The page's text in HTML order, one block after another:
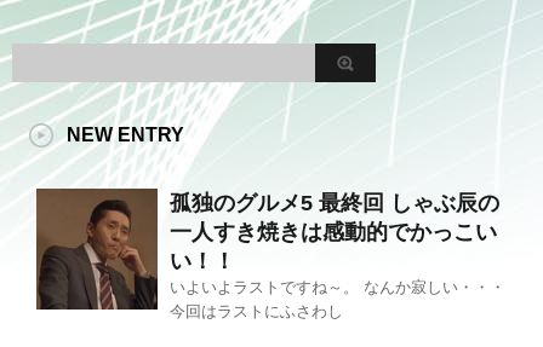
NEW ENTRY
孤独のグルメ5 最終回 しゃぶ辰の
一人すき焼きは感動的でかっこい
い！！
いよいよラストですね～。 なんか寂しい・・・
今回はラストにふさわし